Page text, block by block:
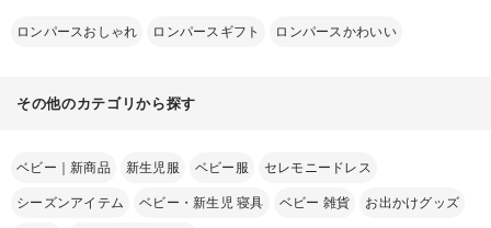
ロンパースおしゃれ ロンパースギフト ロンパースかわいい
その他のカテゴリから探す
ベビー｜新商品 新生児服 ベビー服 セレモニードレス
シーズンアイテム ベビー・新生児 寝具 ベビー 雑貨 お出かけグッズ